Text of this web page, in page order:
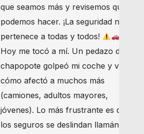
que seamos más y revisemos qué
podemos hacer. ¡La seguridad nos
pertenece a todas y todos!
Hoy me tocó a mí. Un pedazo de
chapopote golpeó mi coche y vi
cómo afectó a muchos más
(camiones, adultos mayores,
jóvenes). Lo más frustrante es que
los seguros se deslindan llamándolo